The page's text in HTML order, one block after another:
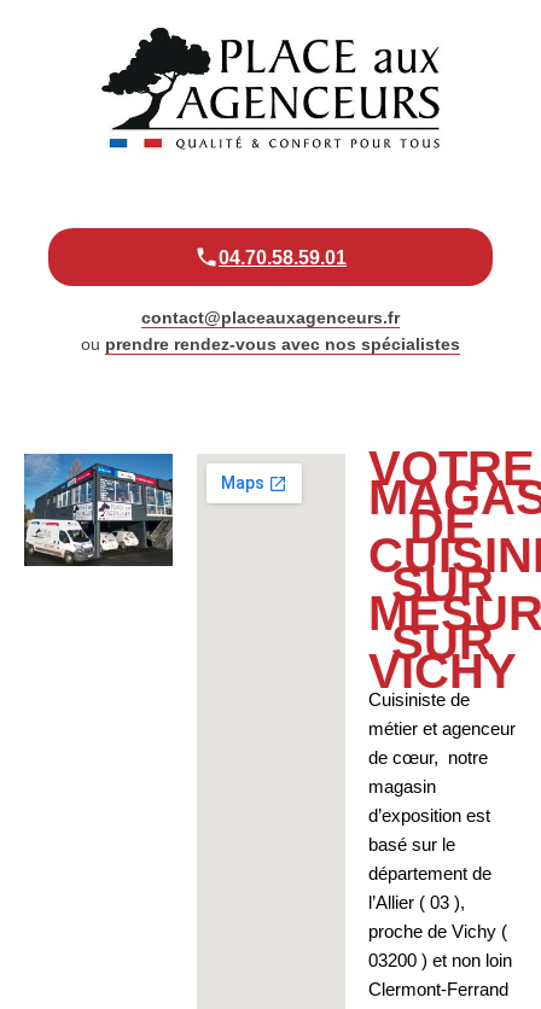
04.70.58.59.01
contact@placeauxagenceurs.fr
ou prendre rendez-vous avec nos spécialistes
VOTRE
DE
SUR
SUR
VICHY
Cuisiniste de
métier et agenceur
de cœur, notre
magasin
d’exposition est
basé sur le
département de
l’Allier ( 03 ),
proche de Vichy (
03200 ) et non loin
Clermont-Ferrand